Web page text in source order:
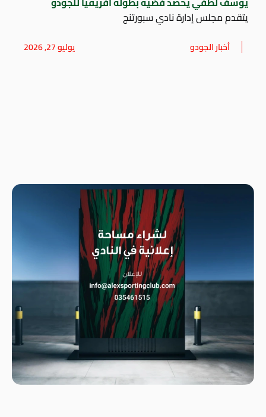
يتقدم مجلس إدارة نادي سبورتنج
أخبار الجودو يوليو 27, 2026